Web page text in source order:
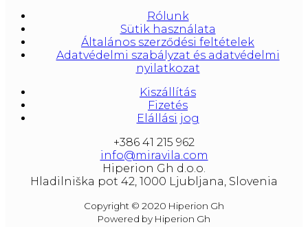
At our partners Miravila showroom you can
also see them.
Rólunk
Sütik használata
Általános szerződési feltételek
Adatvédelmi szabályzat és adatvédelmi
nyilatkozat
Kiszállítás
Fizetés
Elállási jog
+386 41 215 962
info@miravila.com
Hiperion Gh d.o.o.
Hladilniška pot 42, 1000 Ljubljana, Slovenia
Copyright © 2020 Hiperion Gh
Powered by Hiperion Gh